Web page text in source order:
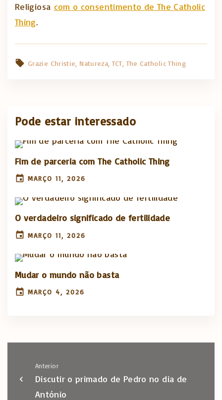
Religiosa com o consentimento de The Catholic
Thing.
Grazie Christie Natureza TCT The Catholic Thing
Pode estar interessado
Fim de parceria com The Catholic Thing
MARÇO 11, 2026
O verdadeiro significado de fertilidade
MARÇO 11, 2026
Mudar o mundo não basta
MARÇO 4, 2026
Anterior
Discutir o primado de Pedro no dia de
António